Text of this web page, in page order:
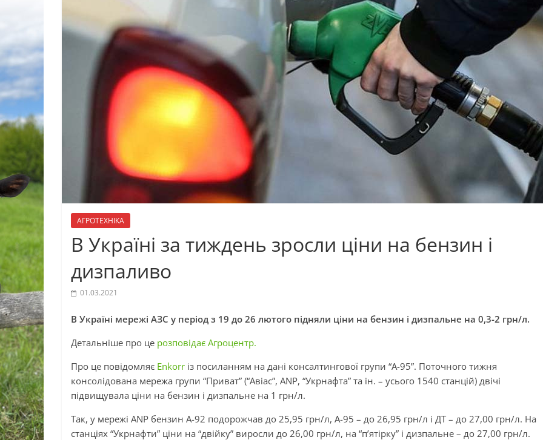
АГРОТЕХНІКА
В Україні за тиждень зросли ціни на бензин і
дизпаливо
01.03.2021
В Україні мережі АЗС у період з 19 до 26 лютого підняли ціни на бензин і дизпальне на 0,3-2 грн/л.
Детальніше про це розповідає Агроцентр.
Про це повідомляє Enkorr із посиланням на дані консалтингової групи “А-95”. Поточного тижня
консолідована мережа групи “Приват” (“Авіас”, ANP, “Укрнафта” та ін. – усього 1540 станцій) двічі
підвищувала ціни на бензин і дизпальне на 1 грн/л.
Так, у мережі ANP бензин А-92 подорожчав до 25,95 грн/л, А-95 – до 26,95 грн/л і ДТ – до 27,00 грн/л. На
станціях “Укрнафти” ціни на “двійку” виросли до 26,00 грн/л, на “п’ятірку” і дизпальне – до 27,00 грн/л.